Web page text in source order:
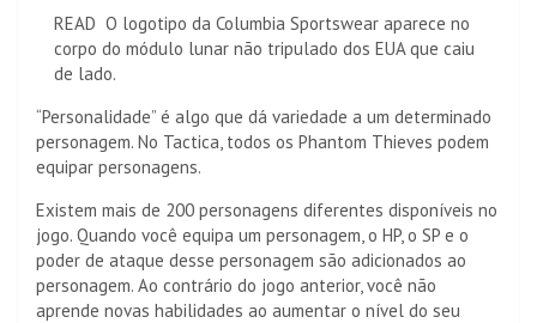
READ O logotipo da Columbia Sportswear aparece no
corpo do módulo lunar não tripulado dos EUA que caiu
de lado.
“Personalidade” é algo que dá variedade a um determinado
personagem. No Tactica, todos os Phantom Thieves podem
equipar personagens.
Existem mais de 200 personagens diferentes disponíveis no
jogo. Quando você equipa um personagem, o HP, o SP e o
poder de ataque desse personagem são adicionados ao
personagem. Ao contrário do jogo anterior, você não
aprende novas habilidades ao aumentar o nível do seu